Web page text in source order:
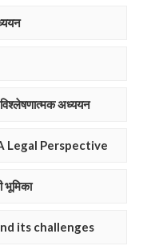
अध्ययन
Legal Perspective
भूमिका
its challenges